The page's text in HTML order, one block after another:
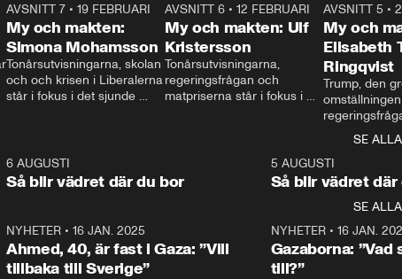
24:30
AVSNITT 7• 19 FEBRUARI
My och makten:
Simona Mohamsson
Tonårsutvisningarna, skolan
och och krisen i Liberalerna
står i fokus i det sjunde
kommentator My
Rohwedder ställer
utbildnings- och
Mohamsson till svars.
27:30
AVSNITT 6 •12 FEBRUARI
My och makten: Ulf
Kristersson
Tonårsutvisningarna,
regeringsfrågan och
matpriserna står i fokus i
Rohwedder ställer
statsminister Ulf Kristersson
AVSNITT 5 •
My och
Elisabeth
Ringqvist
Trump, den
centrum i
avsnittet av
Makten”. Se
Aftonbladets
Rohwedder
Thand Ring
SE ALLA
6 AUGUSTI
Så blir vädret där du bor
5 AUGUSTI
Så blir vädret där
SE ALLA
NYHETER• 16 JAN. 2025
Ahmed, 40, är fast i Gaza: ”Vill
tillbaka till Sverige”
NYHETER• 16 JAN.
Gazaborna:
till?”